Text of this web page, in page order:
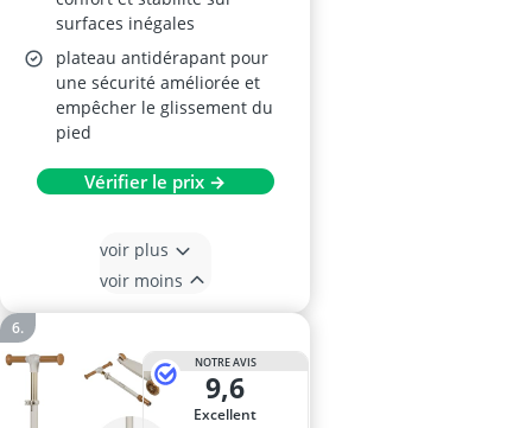
surfaces inégales
plateau antidérapant pour
une sécurité améliorée et
empêcher le glissement du
pied
Vérifier le prix →
voir plus
voir moins
NOTRE AVIS
9,6
Excellent